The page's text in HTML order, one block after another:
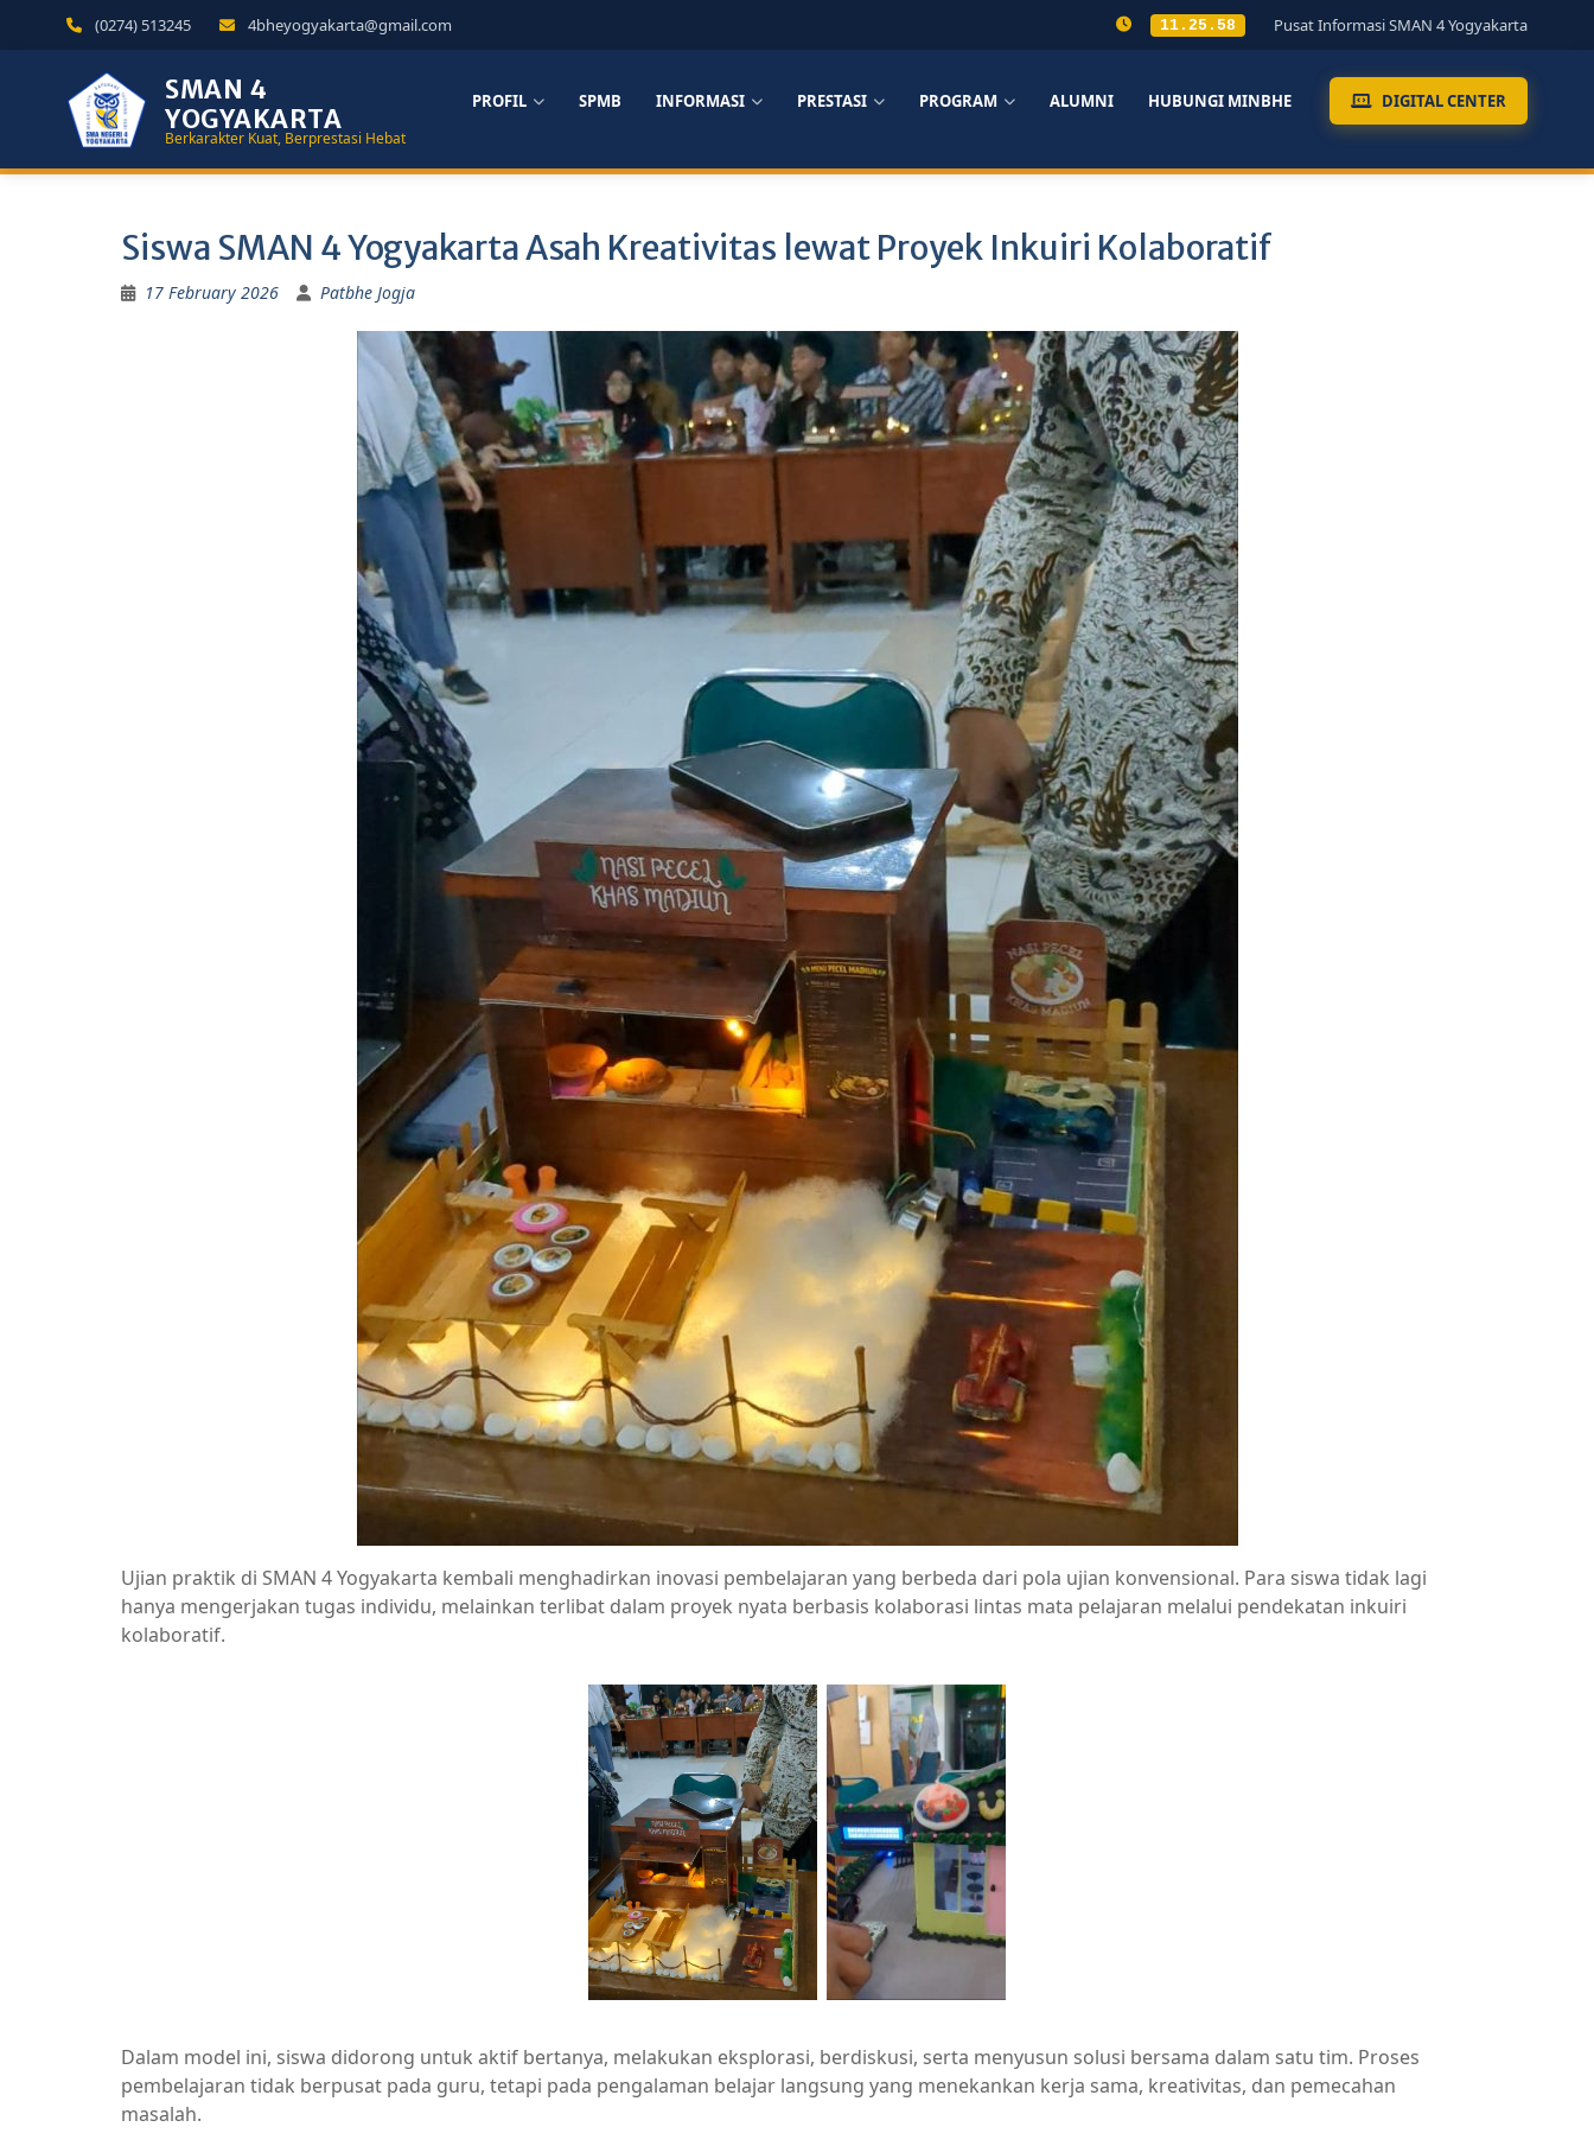
(0274) 513245 4bheyogyakarta@gmail.com 11.25.59 Pusat Informasi SMAN 4 Yogyakarta
SMAN 4
YOGYAKARTA
Berkarakter Kuat, Berprestasi Hebat
PROFIL SPMB INFORMASI PRESTASI PROGRAM ALUMNI HUBUNGI MINBHE DIGITAL CENTER
Siswa SMAN 4 Yogyakarta Asah Kreativitas lewat Proyek Inkuiri Kolaboratif
17 February 2026 Patbhe Jogja
Ujian praktik di SMAN 4 Yogyakarta kembali menghadirkan inovasi pembelajaran yang berbeda dari pola ujian konvensional. Para siswa tidak lagi
hanya mengerjakan tugas individu, melainkan terlibat dalam proyek nyata berbasis kolaborasi lintas mata pelajaran melalui pendekatan inkuiri
kolaboratif.
Dalam model ini, siswa didorong untuk aktif bertanya, melakukan eksplorasi, berdiskusi, serta menyusun solusi bersama dalam satu tim. Proses
pembelajaran tidak berpusat pada guru, tetapi pada pengalaman belajar langsung yang menekankan kerja sama, kreativitas, dan pemecahan
masalah.